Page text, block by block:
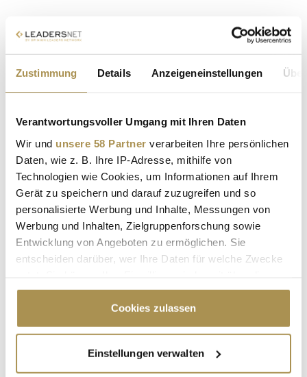
Zustimmung Details Anzeigeneinstellungen
Verantwortungsvoller Umgang mit Ihren Daten
Wir und unsere 58 Partner verarbeiten Ihre persönlichen
Daten, wie z. B. Ihre IP-Adresse, mithilfe von
Technologien wie Cookies, um Informationen auf Ihrem
Gerät zu speichern und darauf zuzugreifen und so
personalisierte Werbung und Inhalte, Messungen von
Werbung und Inhalten, Zielgruppenforschung sowie
Entwicklung von Angeboten zu ermöglichen. Sie
entscheiden darüber, wer Ihre Daten für welche Zwecke
Cookie-Erklärung oder durch Klicken auf das Privacy
Trigger Symbol ändern oder widerrufen
Informationen über Ihre geografische Lage
Cookies zulassen
Einstellungen verwalten
REGENERATIVE THERAPIEN
SPORTMEDIZIN PROFIFUSSBALL
LEISTUNGSDIAGNOSTIK
KREUZBANDRISS SPITZENSPORT
EXECUTIVE HEALTH LONGEVITY
Kommentar veröffentlichen